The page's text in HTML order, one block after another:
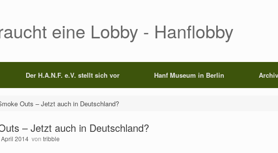
eine Lobby - Hanflobby
Der H.A.N.F. e.V. stellt sich vor Hanf Museum in Berlin Archiv
Outs – Jetzt auch in Deutschland?
– Jetzt auch in Deutschland?
2014 von tribble